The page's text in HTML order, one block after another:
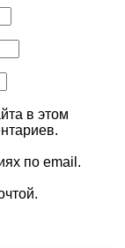
в этом
по email.